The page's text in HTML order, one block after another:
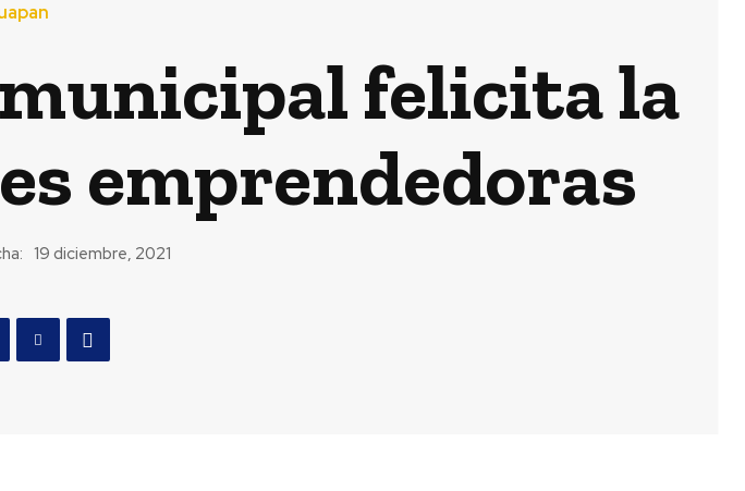
felicita la
emprendedoras
19 diciembre, 2021